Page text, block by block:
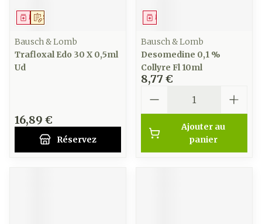
Sur prescription
Médicament
Bausch & Lomb
Trafloxal Edo 30 X 0,5ml
Ud
16,89 €
Réservez
Médicament
Bausch & Lomb
Desomedine 0,1 %
Collyre Fl 10ml
8,77 €
Ajouter au
panier